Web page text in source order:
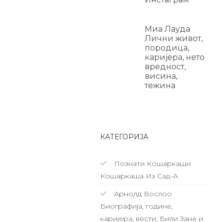
Миа Лауда
Лични живот,
породица,
каријера, нето
вредност,
висина,
тежина
КАТЕГОРИЈА
Познати Кошаркаши
Кошаркаша Из Сад-А
Арнолд Вослоо
Биографија, године,
каријера, вести, Били Зане и